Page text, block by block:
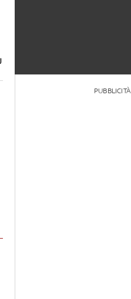
PUBBLICITÀ